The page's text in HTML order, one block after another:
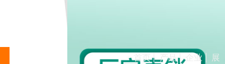
首页 产品 企业 展